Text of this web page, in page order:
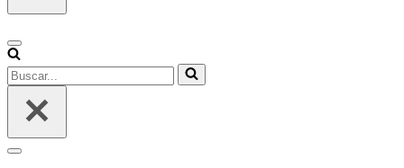
Menú
de
navegación
Buscar...
Menú